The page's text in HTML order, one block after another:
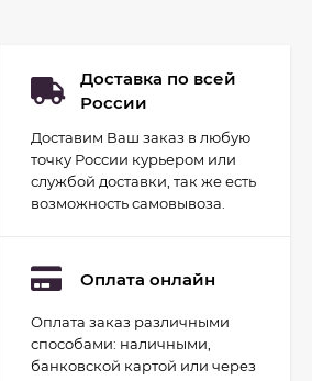
Доставка по всей
России
Доставим Ваш заказ в любую
точку России курьером или
службой доставки, так же есть
возможность самовывоза.
Оплата онлайн
Оплата заказ различными
способами: наличными,
банковской картой или через
Набор для
гидропоники Uniel
минисад Aqua.
2 093 руб.